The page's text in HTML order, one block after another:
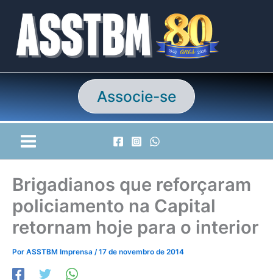
conteúdo
Associe-se
Brigadianos que reforçaram
policiamento na Capital
retornam hoje para o interior
Por ASSTBM Imprensa /17 de novembro de 2014